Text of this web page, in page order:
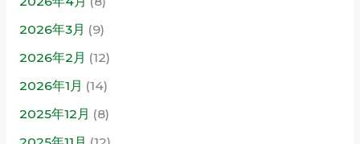
2026年3月 (9)
2026年2月 (12)
2026年1月 (14)
2025年12月 (8)